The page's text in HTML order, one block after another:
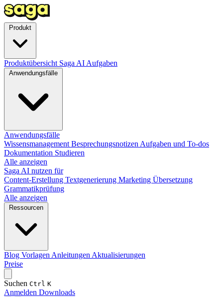
Produktübersicht Saga AI Aufgaben
Anwendungsfälle
Wissensmanagement Besprechungsnotizen Aufgaben und To-dos
Dokumentation Studieren
Alle anzeigen
Saga AI nutzen für
Content-Erstellung Textgenerierung Marketing Übersetzung
Grammatikprüfung
Alle anzeigen
Blog Vorlagen Anleitungen Aktualisierungen
Preise
Suchen Ctrl K
Anmelden Downloads